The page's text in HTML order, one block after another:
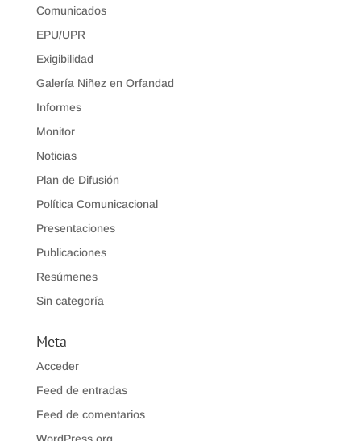
Comunicados
EPU/UPR
Exigibilidad
Galería Niñez en Orfandad
Informes
Monitor
Noticias
Plan de Difusión
Política Comunicacional
Presentaciones
Publicaciones
Resúmenes
Sin categoría
Meta
Acceder
Feed de entradas
Feed de comentarios